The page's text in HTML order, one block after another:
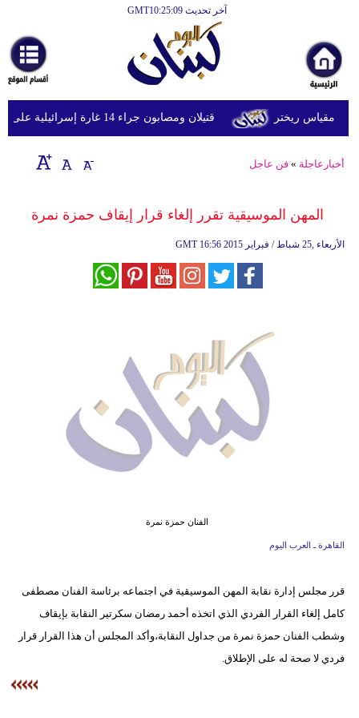
آخر تحديث GMT10:25:09
أخبارعاجلة
رياضة
ثقافة
إقتصاد
وموسيقى
إسلامية
علوم
بيئة
قتيلان ومصابون جراء 14 غارة إسرائيلية على شرق وجنوب لبنان
أخبارعاجلة »فن عاجل
المهن الموسيقية تقرر إلغاء قرار إيقاف حمزة نمرة
GMT 16:56 2015 الأربعاء ,25 شباط / فبراير
الفنان حمزة نمرة
القاهرة ـ العرب اليوم
قرر مجلس إدارة نقابة المهن الموسيقية في اجتماعه برئاسة الفنان مصطفى
كامل إلغاء القرار الفردي الذي اتخذه أحمد رمضان سكرتير النقابة بإيقاف
وشطب الفنان حمزة نمرة من جداول النقابة،وأكد المجلس أن هذا القرار قرار
فردي لا صحة له على الإطلاق.